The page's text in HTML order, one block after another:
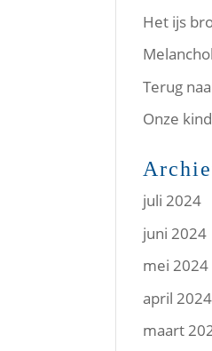
Het ijs
Terug
Onze
juli 2024
juni 2024
mei 2024
april 2024
maart